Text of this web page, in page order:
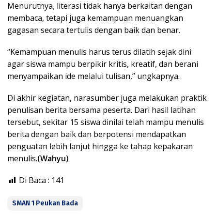
Menurutnya, literasi tidak hanya berkaitan dengan
membaca, tetapi juga kemampuan menuangkan
gagasan secara tertulis dengan baik dan benar.
“Kemampuan menulis harus terus dilatih sejak dini
agar siswa mampu berpikir kritis, kreatif, dan berani
menyampaikan ide melalui tulisan,” ungkapnya.
Di akhir kegiatan, narasumber juga melakukan praktik
penulisan berita bersama peserta. Dari hasil latihan
tersebut, sekitar 15 siswa dinilai telah mampu menulis
berita dengan baik dan berpotensi mendapatkan
penguatan lebih lanjut hingga ke tahap kepakaran
menulis.(Wahyu)
Di Baca : 141
SMAN 1 Peukan Bada